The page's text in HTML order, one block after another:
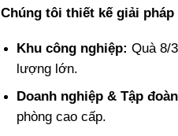
Chúng tôi thiết kế giải
Khu công nghiệp: Quà 8/
lượng lớn.
Doanh nghiệp & Tập
phòng cao cấp.